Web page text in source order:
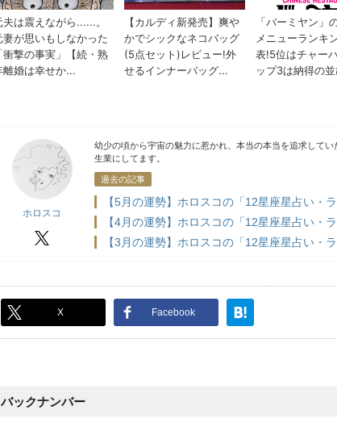
ホロスコ
ホロスコ
幼少の頃から宇宙の魅力に惹かれ、本当の本当を追求して
生業にしてます。
過去の記事
【5月の運勢】ホロスコの「12星座星占い・
【4月の運勢】ホロスコの「12星座星占い・
【3月の運勢】ホロスコの「12星座星占い・
X Facebook
バックナンバー